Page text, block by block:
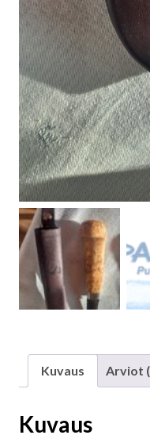
Kuvaus Arviot
Kuvaus